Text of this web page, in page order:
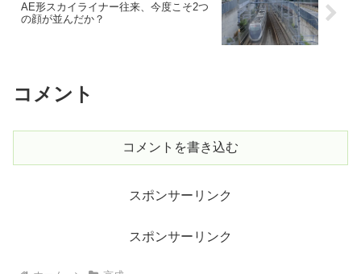
AE形スカイライナー往来、今度こそ2つ
の顔が並んだか？
コメント
コメントを書き込む
スポンサーリンク
スポンサーリンク